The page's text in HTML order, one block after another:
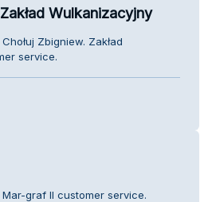
Wulkanizacyjny
Zbigniew. Zakład
service.
graf II customer service.